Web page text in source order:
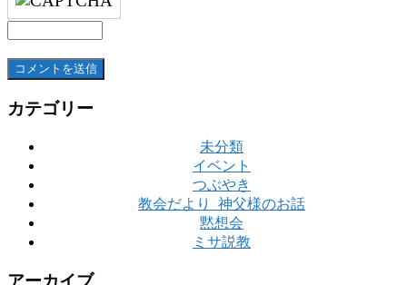
カテゴリー
未分類
イベント
つぶやき
教会だより_神父様のお話
黙想会
ミサ説教
アーカイブ